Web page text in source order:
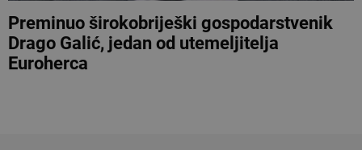
Preminuo širokobriješki gospodarstvenik
Drago Galić, jedan od utemeljitelja
Euroherca